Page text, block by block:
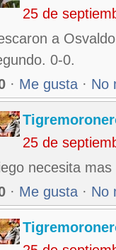
25 de
a
0-0.
· Me gusta · No
25 de
necesita mas
· Me gusta · No